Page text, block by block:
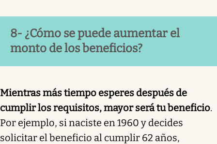
8- ¿Cómo se puede aumentar el
monto de los beneficios?
Mientras más tiempo esperes después de
cumplir los requisitos, mayor será tu beneficio.
Por ejemplo, si naciste en 1960 y decides
solicitar el beneficio al cumplir 62 años,